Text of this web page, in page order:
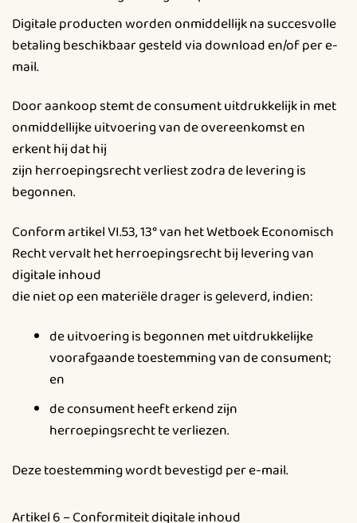
Digitale producten worden onmiddellijk na succesvolle
betaling beschikbaar gesteld via download en/of per e-
mail.
Door aankoop stemt de consument uitdrukkelijk in met
onmiddellijke uitvoering van de overeenkomst en
erkent hij dat hij
zijn herroepingsrecht verliest zodra de levering is
begonnen.
Conform artikel VI.53, 13° van het Wetboek Economisch
Recht vervalt het herroepingsrecht bij levering van
digitale inhoud
die niet op een materiële drager is geleverd, indien:
de uitvoering is begonnen met uitdrukkelijke
voorafgaande toestemming van de consument;
en
de consument heeft erkend zijn
herroepingsrecht te verliezen.
Deze toestemming wordt bevestigd per e-mail.
Artikel 6 – Conformiteit digitale inhoud